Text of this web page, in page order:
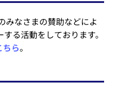
みなさまの賛助などによ
る活動をしております。
ら。